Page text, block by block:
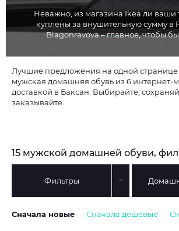
Неважно, из магазина Ikea ли ваши
куплены за внушительную сумму в
Blagonravova – главное, чтобы
Лучшие предложения на одной
мужская домашняя обувь из 6 интернет-
доставкой в Баксан. Выбирайте,
заказывайте.
15 мужской домашней обуви,
Фильтры
Сначала новые Сначала дешёвые